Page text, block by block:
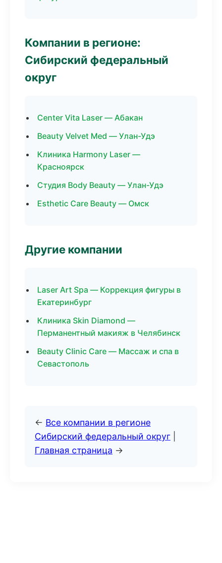
Компании в регионе:
Сибирский федеральный
округ
Center Vita Laser — Абакан
Beauty Velvet Med — Улан-Удэ
Клиника Harmony Laser —
Красноярск
Студия Body Beauty — Улан-Удэ
Esthetic Care Beauty — Омск
Другие компании
Laser Art Spa — Коррекция фигуры в
Екатеринбург
Клиника Skin Diamond —
Перманентный макияж в Челябинск
Beauty Clinic Care — Массаж и спа в
Севастополь
← Все компании в регионе
Сибирский федеральный округ
Главная страница →